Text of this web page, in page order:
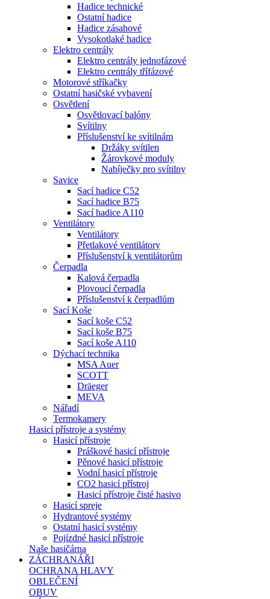
Hadice technické
Ostatní hadice
Hadice zásahové
Vysokotlaké hadice
Elektro centrály
Elektro centrály jednofázové
Elektro centrály třífázové
Motorové stříkačky
Ostatní hasičské vybavení
Osvětlení
Osvětlovací balóny
Svítilny
Příslušenství ke svítilnám
Držáky svítilen
Žárovkové moduly
Nabíječky pro svítilny
Savice
Sací hadice C52
Sací hadice B75
Sací hadice A110
Ventilátory
Ventilátory
Přetlakové ventilátory
Příslušenství k ventilátorům
Čerpadla
Kalová čerpadla
Plovoucí čerpadla
Příslušenství k čerpadlům
Sací Koše
Sací koše C52
Sací koše B75
Sací koše A110
Dýchací technika
MSA Auer
SCOTT
Dräeger
MEVA
Nářadí
Termokamery
Hasicí přístroje a systémy
Hasicí přístroje
Práškové hasicí přístroje
Pěnové hasicí přístroje
Vodní hasicí přístroje
CO2 hasicí přístroj
Hasicí přístroje čisté hasivo
Hasicí spreje
Hydrantové systémy
Ostatní hasicí systémy
Pojízdné hasicí přístroje
Naše hasičárna
ZÁCHRANÁŘI
OCHRANA HLAVY
OBLEČENÍ
OBUV